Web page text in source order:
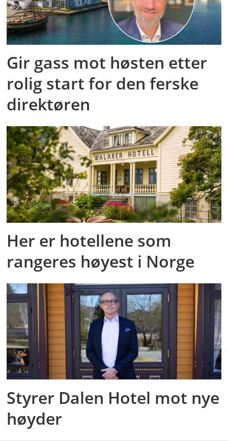
Gir gass mot høsten etter
rolig start for den ferske
direktøren
Her er hotellene som
rangeres høyest i Norge
Styrer Dalen Hotel mot nye
høyder